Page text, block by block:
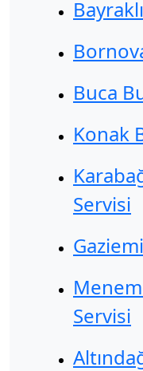
Buca
Konak
Servisi
Servisi